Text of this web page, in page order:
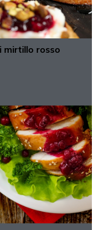
mirtillo rosso